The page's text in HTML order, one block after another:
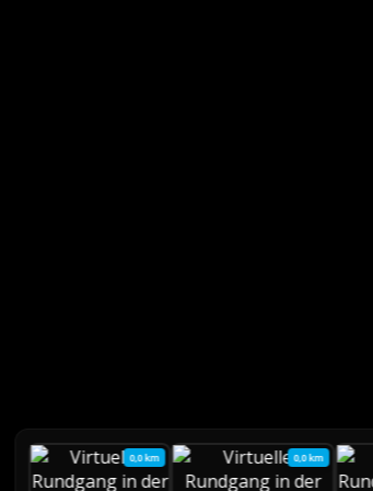
0,0 km 0,0 km